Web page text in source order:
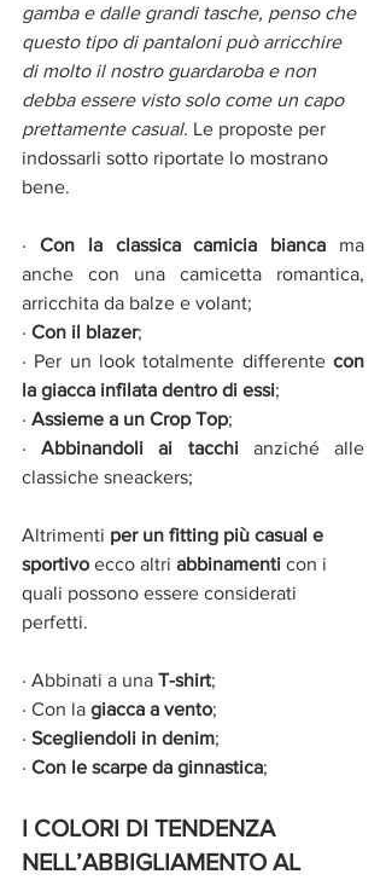
gamba e dalle grandi tasche, penso che
questo tipo di pantaloni può arricchire
di molto il nostro guardaroba e non
debba essere visto solo come un capo
prettamente casual. Le proposte per
indossarli sotto riportate lo mostrano
bene.
· Con la classica camicia bianca ma
anche con una camicetta romantica,
arricchita da balze e volant;
· Con il blazer;
· Per un look totalmente differente con
la giacca infilata dentro di essi;
· Assieme a un Crop Top;
· Abbinandoli ai tacchi anziché alle
classiche sneackers;
Altrimenti per un fitting più casual e
sportivo ecco altri abbinamenti con i
quali possono essere considerati
perfetti.
· Abbinati a una T-shirt;
· Con la giacca a vento;
· Scegliendoli in denim;
· Con le scarpe da ginnastica;
I COLORI DI TENDENZA
NELL’ABBIGLIAMENTO AL